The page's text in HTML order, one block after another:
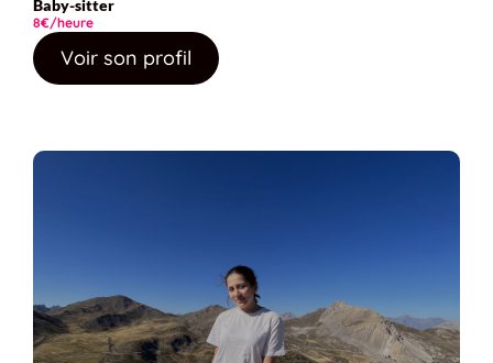
Baby-sitter
8€/heure
Voir son profil